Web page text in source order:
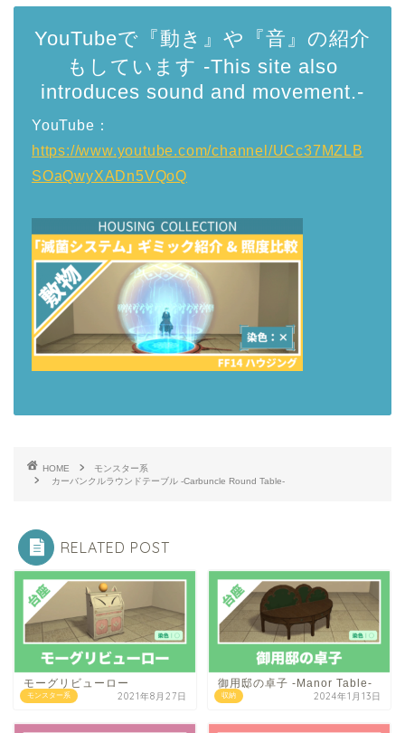
YouTubeで『動き』や『音』の紹介
もしています -This site also
introduces sound and movement.-
YouTube：
https://www.youtube.com/channel/UCc37MZLB
SOaQwyXADn5VQoQ
HOME
モンスター系
カーバンクルラウンドテーブル -Carbuncle Round Table-
RELATED POST
モンスター系
モーグリビューロー
2021年8月27日 収納
御用邸の卓子 -Manor Table-
2024年1月13日